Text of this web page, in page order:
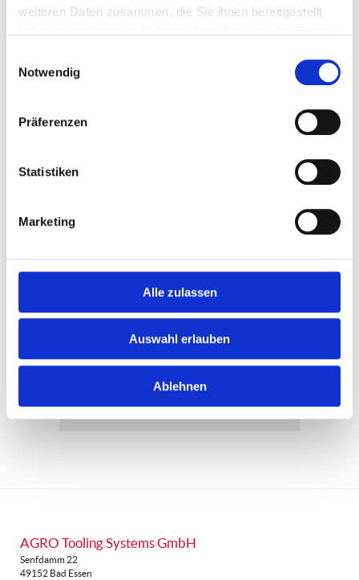
weiteren Daten zusammen, die Sie ihnen bereitgestellt
Notwendig
Präferenzen
Statistiken
Marketing
Alle zulassen
Auswahl erlauben
Ablehnen
AGRO auf der
Ausbildung49 in Osnabrück (Halle
Gartlage) am 1. und 2. Juni 2016...
WEITERLESEN
Mai
AGRO Tooling Systems GmbH
Senfdamm 22
49152 Bad Essen